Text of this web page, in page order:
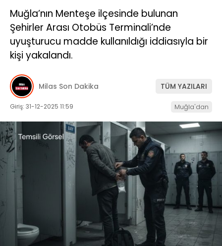
WhatsApp
İhbar Hattı
Facebook
Instagram
VEFAT
GENEL
İLETIŞIM
Muğla’nın Menteşe ilçesinde bulunan
Şehirler Arası Otobüs Terminali’nde
uyuşturucu madde kullanıldığı iddiasıyla bir
kişi yakalandı.
Milas Son Dakika TÜM YAZILARI
Giriş: 31-12-2025 11:59 Muğla'dan